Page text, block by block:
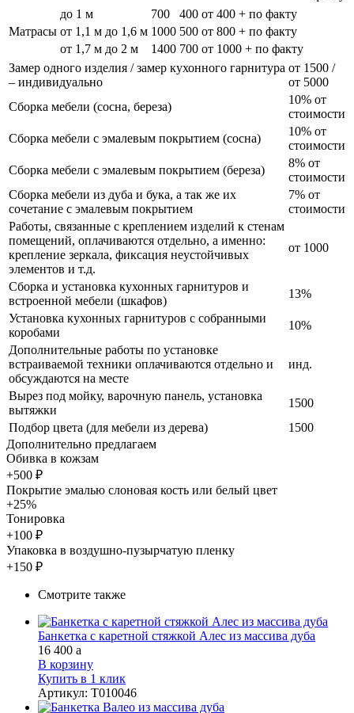
Матрасы
до 1 м 700 400 от 400 + по факту
от 1,1 м до 1,6 м 1000 500 от 800 + по факту
от 1,7 м до 2 м
1400 700 от 1000 + по факту
Замер одного изделия / замер кухонного гарнитура
– индивидуально
от 1500 /
от 5000
Сборка мебели (сосна, береза)
10% от
стоимости
Сборка мебели с эмалевым покрытием (сосна)
10% от
стоимости
Сборка мебели с эмалевым покрытием (береза)
8% от
стоимости
Сборка мебели из дуба и бука, а так же их
сочетание с эмалевым покрытием
7% от
стоимости
Работы, связанные с креплением изделий к стенам
помещений, оплачиваются отдельно, а именно:
крепление зеркала, фиксация неустойчивых
элементов и т.д.
от 1000
Сборка и установка кухонных гарнитуров и
встроенной мебели (шкафов)
13%
Установка кухонных гарнитуров с собранными
коробами
10%
Дополнительные работы по установке
встраиваемой техники оплачиваются отдельно и
обсуждаются на месте
инд.
Вырез под мойку, варочную панель, установка
вытяжки
1500
Подбор цвета (для мебели из дерева)
1500
Дополнительно предлагаем
Обивка в кожзам
+500 ₽
Покрытие эмалью слоновая кость или белый цвет
+25%
Тонировка
+100 ₽
Упаковка в воздушно-пузырчатую пленку
+150 ₽
Смотрите также
Банкетка с каретной стяжкой Алес из массива дуба
16 400 a
В корзину
Купить в 1 клик
Артикул: Т010046